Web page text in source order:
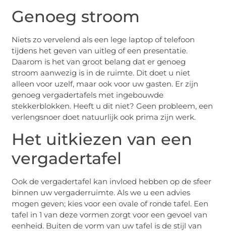
Genoeg stroom
Niets zo vervelend als een lege laptop of telefoon
tijdens het geven van uitleg of een presentatie.
Daarom is het van groot belang dat er genoeg
stroom aanwezig is in de ruimte. Dit doet u niet
alleen voor uzelf, maar ook voor uw gasten. Er zijn
genoeg vergadertafels met ingebouwde
stekkerblokken. Heeft u dit niet? Geen probleem, een
verlengsnoer doet natuurlijk ook prima zijn werk.
Het uitkiezen van een
vergadertafel
Ook de vergadertafel kan invloed hebben op de sfeer
binnen uw vergaderruimte. Als we u een advies
mogen geven; kies voor een ovale of ronde tafel. Een
tafel in 1 van deze vormen zorgt voor een gevoel van
eenheid. Buiten de vorm van uw tafel is de stijl van